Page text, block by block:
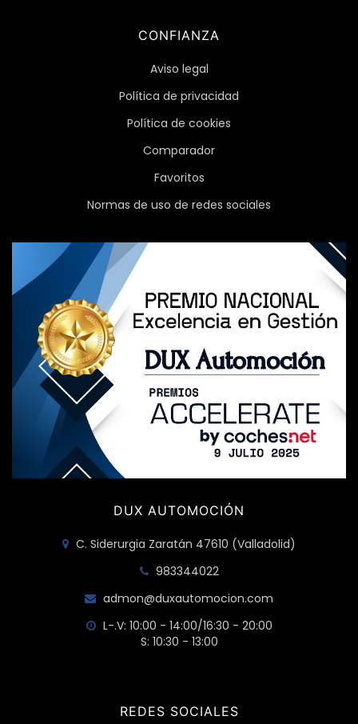
CONFIANZA
Aviso legal
Política de privacidad
Política de cookies
Comparador
Favoritos
Normas de uso de redes sociales
DUX AUTOMOCIÓN
C. Siderurgia Zaratán 47610 (Valladolid)
983344022
admon@duxautomocion.com
L-.V: 10:00 - 14:00/16:30 - 20:00
S: 10:30 - 13:00
REDES SOCIALES